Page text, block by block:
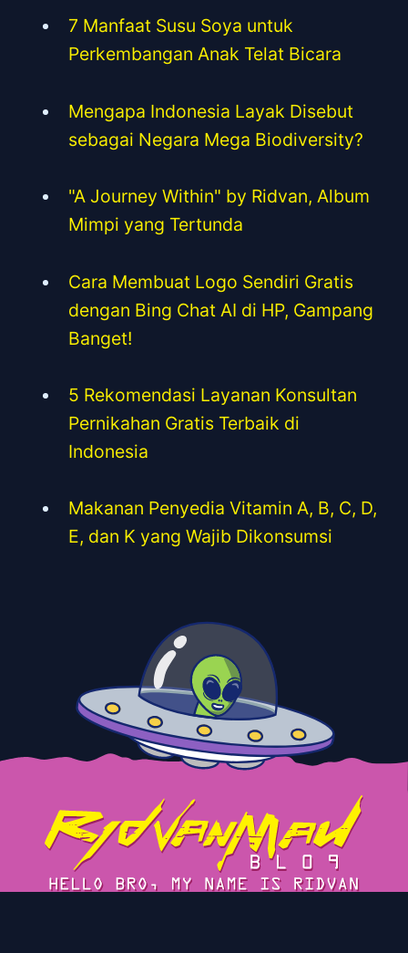
7 Manfaat Susu Soya untuk
Perkembangan Anak Telat Bicara
Mengapa Indonesia Layak Disebut
sebagai Negara Mega Biodiversity?
"A Journey Within" by Ridvan, Album
Mimpi yang Tertunda
Cara Membuat Logo Sendiri Gratis
dengan Bing Chat AI di HP, Gampang
Banget!
5 Rekomendasi Layanan Konsultan
Pernikahan Gratis Terbaik di
Indonesia
Makanan Penyedia Vitamin A, B, C, D,
E, dan K yang Wajib Dikonsumsi